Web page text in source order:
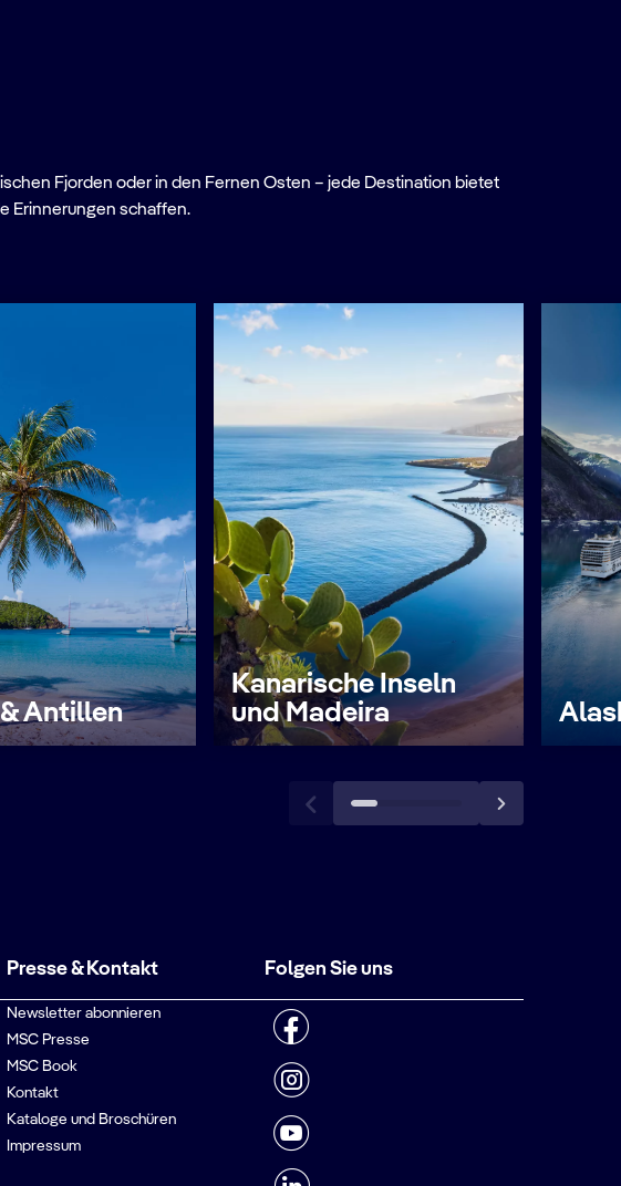
Fjorden oder in den Fernen Osten – jede Destination bietet
Erinnerungen schaffen.
Antillen
Kanarische Inseln
und Madeira
Presse & Kontakt
Newsletter abonnieren
MSC Presse
MSC Book
Kontakt
Kataloge und Broschüren
Impressum
Folgen Sie uns